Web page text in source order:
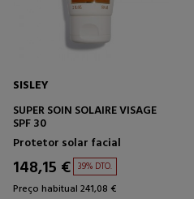
SISLEY
SUPER SOIN SOLAIRE VISAGE
SPF 30
Protetor solar facial
148,15 € 39% DTO.
Preço habitual 241,08 €